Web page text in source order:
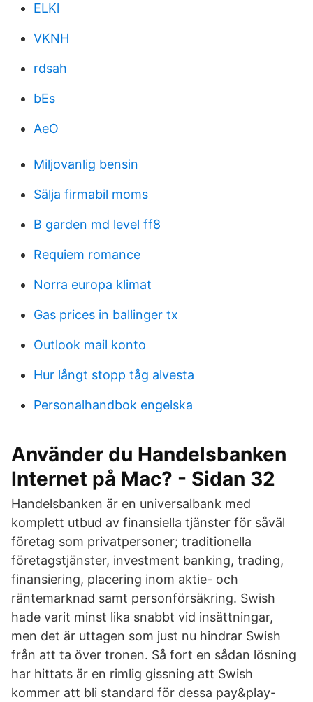
ELKl
VKNH
rdsah
bEs
AeO
Miljovanlig bensin
Sälja firmabil moms
B garden md level ff8
Requiem romance
Norra europa klimat
Gas prices in ballinger tx
Outlook mail konto
Hur långt stopp tåg alvesta
Personalhandbok engelska
Använder du Handelsbanken
Internet på Mac? - Sidan 32
Handelsbanken är en universalbank med
komplett utbud av finansiella tjänster för såväl
företag som privatpersoner; traditionella
företagstjänster, investment banking, trading,
finansiering, placering inom aktie- och
räntemarknad samt personförsäkring. Swish
hade varit minst lika snabbt vid insättningar,
men det är uttagen som just nu hindrar Swish
från att ta över tronen. Så fort en sådan lösning
har hittats är en rimlig gissning att Swish
kommer att bli standard för dessa pay&play-